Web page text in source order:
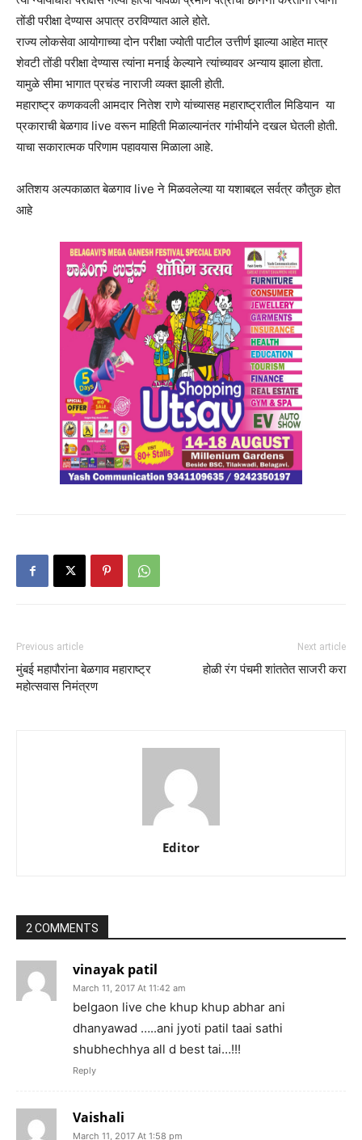
तोंडी परीक्षा देण्यास अपात्र ठरविण्यात आले होते.
राज्य लोकसेवा आयोगाच्या दोन परीक्षा ज्योती पाटील उत्तीर्ण झाल्या आहेत मात्र
शेवटी तोंडी परीक्षा देण्यास त्यांना मनाई केल्याने त्यांच्यावर अन्याय झाला होता.
यामुळे सीमा भागात प्रचंड नाराजी व्यक्त झाली होती.
महाराष्ट्र कणकवली आमदार नितेश राणे यांच्यासह महाराष्ट्रातील मिडियान या
प्रकाराची बेळगाव live वरून माहिती मिळाल्यानंतर गांभीर्याने दखल घेतली होती.
याचा सकारात्मक परिणाम पहावयास मिळाला आहे.
अतिशय अल्पकाळात बेळगाव live ने मिळवलेल्या या यशाबद्दल सर्वत्र कौतुक होत
आहे
Previous article
मुंबई महापौरांना बेळगाव महाराष्ट्र
महोत्सवास निमंत्रण
Next article
होळी रंग पंचमी शांततेत साजरी करा
Editor
2 COMMENTS
vinayak patil
March 11, 2017 At 11:42 am
belgaon live che khup khup abhar ani
dhanyawad …..ani jyoti patil taai sathi
shubhechhya all d best tai…!!!
Reply
Vaishali
March 11, 2017 At 1:58 pm